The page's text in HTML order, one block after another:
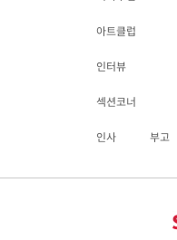
아트클럽
인터뷰
섹션코너
인사 부고